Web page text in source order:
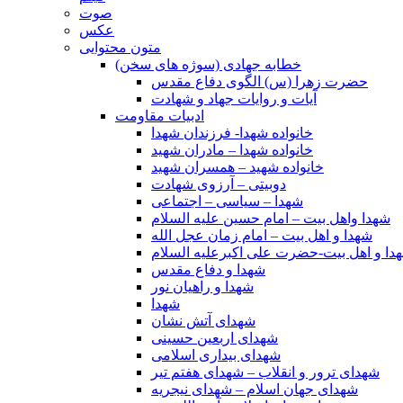
صوت
عکس
متون محتوایی
خطابه جهادی (سوژه های سخن)
حضرت زهرا (س) الگوی دفاع مقدس
آیات و روایات جهاد و شهادت
ادبیات مقاومت
خانواده شهدا- فرزندان شهدا
خانواده شهدا – مادران شهید
خانواده شهید – همسران شهید
دوبیتی – آرزوی شهادت
شهدا – سیاسی – اجتماعی
شهدا واهل بیت – امام حسین علیه السلام
شهدا و اهل بیت – امام زمان عجل الله
و اهل بیت-حضرت علی اکبرعلیه السلام
شهدا و دفاع مقدس
شهدا و راهیان نور
شهدا
شهدای آتش نشان
شهدای اربعین حسینی
شهدای بیداری اسلامی
شهدای ترور و انقلاب – شهدای هفتم تیر
شهدای جهان اسلام – شهدای نیجریه